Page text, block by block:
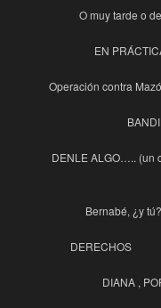
O muy tarde o
EN
Operación contra
DENLE ALGO….. (un
Bernabé, ¿y tú?
DERECHOS
DIANA ,